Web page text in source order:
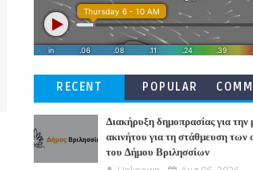
RECENT POPULAR
Διακήρυξη δημοπρασίας για
ακινήτου για τη στάθμευση των
του Δήμου Βριλησσίων